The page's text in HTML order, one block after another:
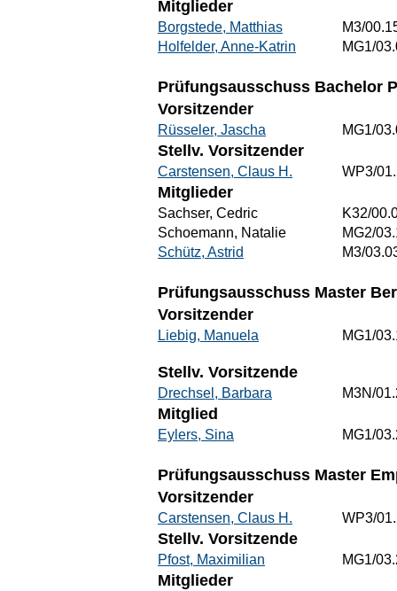
Mitglieder
Borgstede, Matthias
M3/
Holfelder, Anne-Katrin
MG1/
Prüfungsausschuss Bachelor
Vorsitzender
Rüsseler, Jascha MG1/
Stellv. Vorsitzender
Carstensen, Claus H. WP3/
Mitglieder
Sachser, Cedric
K32/
Schoemann, Natalie
MG2/
Schütz, Astrid
M3/
Prüfungsausschuss Master
Vorsitzender
Liebig, Manuela MG1/
Stellv. Vorsitzende
Drechsel, Barbara M3N/
Mitglied
Eylers, Sina MG1/
Prüfungsausschuss Master
Vorsitzender
Carstensen, Claus H. WP3/
Stellv. Vorsitzende
Pfost, Maximilian MG1/
Mitglieder